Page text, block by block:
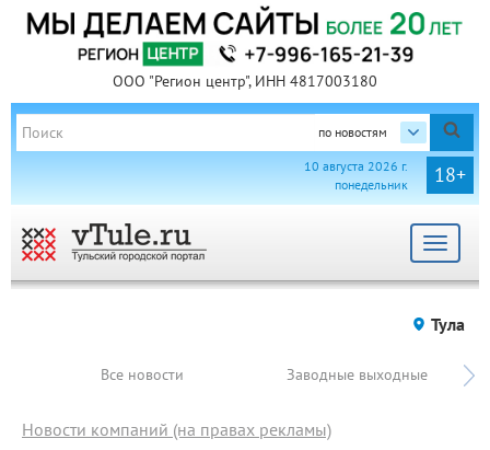
ООО "Регион центр", ИНН 4817003180
по новостям
18+
10 августа 2026 г.
понедельник
Toggle
Тула
Все новости Заводные выходные
Новости компаний (на правах рекламы)